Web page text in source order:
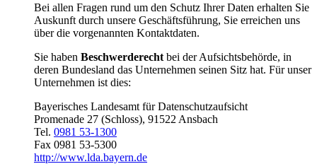
Bei allen Fragen rund um den Schutz Ihrer Daten erhalten Sie
Auskunft durch unsere Geschäftsführung, Sie erreichen uns
über die vorgenannten Kontaktdaten.
Sie haben Beschwerderecht bei der Aufsichtsbehörde, in
deren Bundesland das Unternehmen seinen Sitz hat. Für unser
Unternehmen ist dies:
Bayerisches Landesamt für Datenschutzaufsicht
Promenade 27 (Schloss), 91522 Ansbach
Tel. 0981 53-1300
Fax 0981 53-5300
http://www.lda.bayern.de